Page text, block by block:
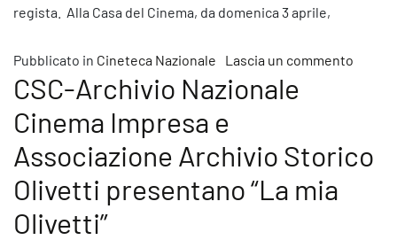
regista. Alla Casa del Cinema, da domenica 3 aprile,
Pubblicato in Cineteca Nazionale Lascia un commento
CSC-Archivio Nazionale
Cinema Impresa e
Associazione Archivio Storico
Olivetti presentano “La mia
Olivetti”